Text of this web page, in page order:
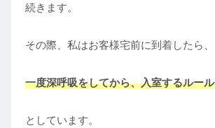
続きます。
その際、私はお客様宅前に到着したら、
一度深呼吸をしてから、入室するルール
としています。